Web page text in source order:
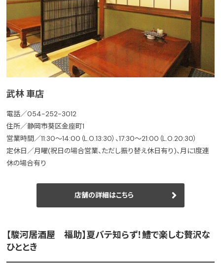
武林 車店
電話／054-252-3012
住所／静岡市葵区金座町1
営業時間／11:30～14:00（L.O.13:30）、17:30～21:00（L.O.20:30）
定休日／月曜(祝日の場合営業、ただし振り替え休日有り)、月に1度連
休の場合有り
店舗の詳細はこちら
【駿河居酒屋 福助】夏バテ知らず！鱧で楽しむ贅沢な
ひととき